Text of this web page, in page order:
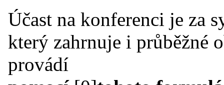
Účast na konferenci je za
který zahrnuje i průběžné
provádí